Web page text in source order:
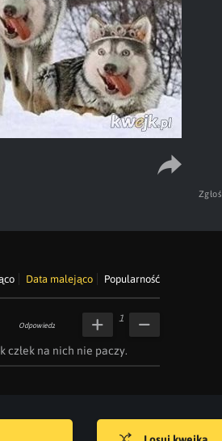
Zgłoś
Data malejąco Popularność
Odpowiedz
na nich nie paczy.
1